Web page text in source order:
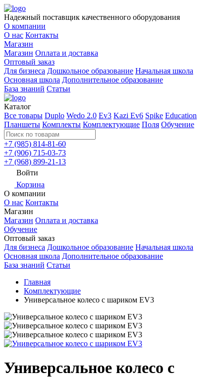
Надежный поставщик качественного оборудования
О компании
О нас Контакты
Магазин
Магазин Оплата и доставка
Оптовый заказ
Для бизнеса Дошкольное образование Начальная школа
Основная школа Дополнительное образование
База знаний Статьи
Каталог
Все товары Duplo Wedo 2.0 Ev3 Kazi Ev6 Spike Education
Планшеты Комплекты Комплектующие Поля Обучение
+7 (985) 814-81-60
+7 (906) 715-03-73
+7 (968) 899-21-13
Войти
Корзина
О компании
О нас Контакты
Магазин
Магазин Оплата и доставка
Обучение
Оптовый заказ
Для бизнеса Дошкольное образование Начальная школа
Основная школа Дополнительное образование
База знаний Статьи
Главная
Комплектующие
Универсальное колесо с шариком EV3
Универсальное колесо с